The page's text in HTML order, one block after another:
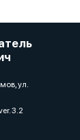
ул.
3.2